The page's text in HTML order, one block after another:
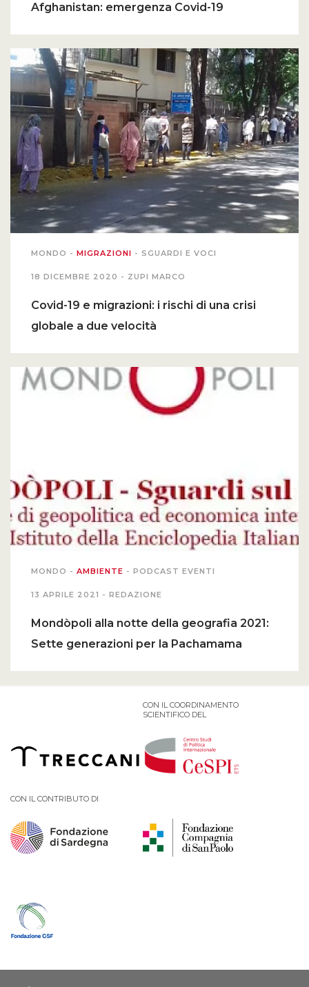
Afghanistan: emergenza Covid-19
MONDO - MIGRAZIONI - SGUARDI E VOCI
18 DICEMBRE 2020 - ZUPI MARCO
Covid-19 e migrazioni: i rischi di una crisi
globale a due velocità
MONDO - AMBIENTE - PODCAST EVENTI
13 APRILE 2021 - REDAZIONE
Mondòpoli alla notte della geografia 2021:
Sette generazioni per la Pachamama
CON IL COORDINAMENTO
SCIENTIFICO DEL
CON IL CONTRIBUTO DI